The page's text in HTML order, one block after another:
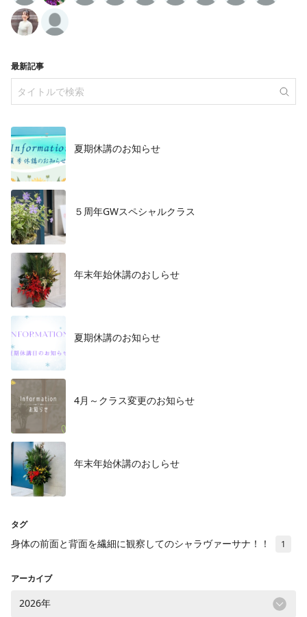
最新記事
夏期休講のお知らせ
５周年GWスペシャルクラス
年末年始休講のおしらせ
夏期休講のお知らせ
4月～クラス変更のお知らせ
年末年始休講のおしらせ
タグ
身体の前面と背面を繊細に観察してのシャラヴァーサナ！！ 1
アーカイブ
2026年